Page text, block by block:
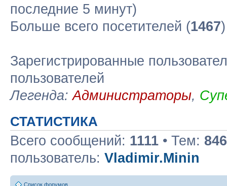
последние 5 минут)
Больше всего посетителей (1467
Зарегистрированные
пользователей
Легенда:Администраторы,
СТАТИСТИКА
Всего сообщений: 1111 • Тем: 846
пользователь: Vladimir.Minin
Список форумов